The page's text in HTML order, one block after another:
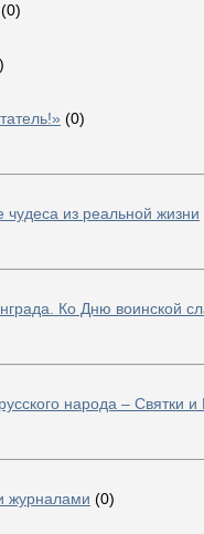
(0)
(0)
из реальной жизни
Ко Дню воинской
народа – Святки
журналами (0)